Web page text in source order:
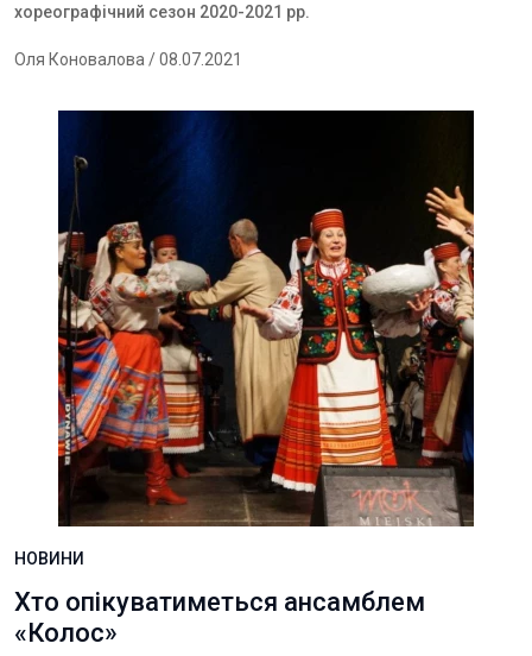
хореографічний сезон 2020-2021 рр.
Оля Коновалова / 08.07.2021
НОВИНИ
Хто опікуватиметься ансамблем
«Колос»